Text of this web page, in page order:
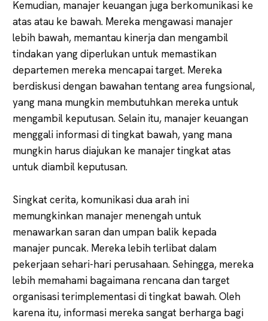
Kemudian, manajer keuangan juga berkomunikasi ke
atas atau ke bawah. Mereka mengawasi manajer
lebih bawah, memantau kinerja dan mengambil
tindakan yang diperlukan untuk memastikan
departemen mereka mencapai target. Mereka
berdiskusi dengan bawahan tentang area fungsional,
yang mana mungkin membutuhkan mereka untuk
mengambil keputusan. Selain itu, manajer keuangan
menggali informasi di tingkat bawah, yang mana
mungkin harus diajukan ke manajer tingkat atas
untuk diambil keputusan.
Singkat cerita, komunikasi dua arah ini
memungkinkan manajer menengah untuk
menawarkan saran dan umpan balik kepada
manajer puncak. Mereka lebih terlibat dalam
pekerjaan sehari-hari perusahaan. Sehingga, mereka
lebih memahami bagaimana rencana dan target
organisasi terimplementasi di tingkat bawah. Oleh
karena itu, informasi mereka sangat berharga bagi